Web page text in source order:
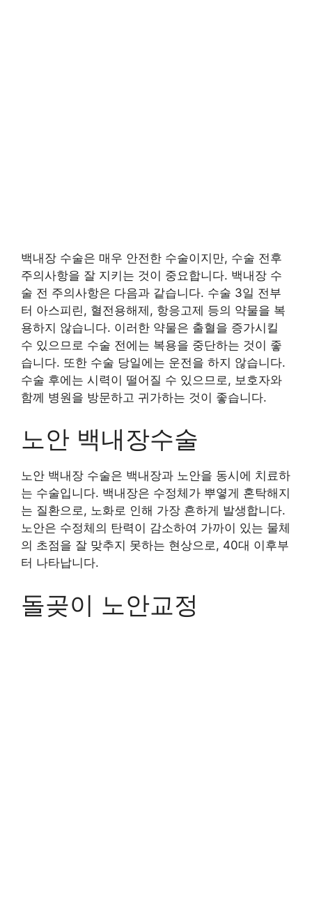
백내장 수술은 매우 안전한 수술이지만, 수술 전후
주의사항을 잘 지키는 것이 중요합니다. 백내장 수
술 전 주의사항은 다음과 같습니다. 수술 3일 전부
터 아스피린, 혈전용해제, 항응고제 등의 약물을 복
용하지 않습니다. 이러한 약물은 출혈을 증가시킬
수 있으므로 수술 전에는 복용을 중단하는 것이 좋
습니다. 또한 수술 당일에는 운전을 하지 않습니다.
수술 후에는 시력이 떨어질 수 있으므로, 보호자와
함께 병원을 방문하고 귀가하는 것이 좋습니다.
노안 백내장수술
노안 백내장 수술은 백내장과 노안을 동시에 치료하
는 수술입니다. 백내장은 수정체가 뿌옇게 혼탁해지
는 질환으로, 노화로 인해 가장 흔하게 발생합니다.
노안은 수정체의 탄력이 감소하여 가까이 있는 물체
의 초점을 잘 맞추지 못하는 현상으로, 40대 이후부
터 나타납니다.
돌곶이 노안교정